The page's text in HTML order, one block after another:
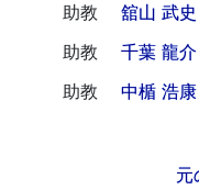
助教
舘山 武史
助教
千葉 龍介
助教
中楯 浩康
元